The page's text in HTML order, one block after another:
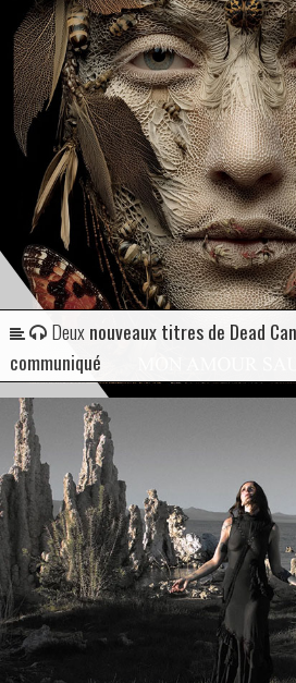
Deuxnouveaux titres de Dead
communiqué